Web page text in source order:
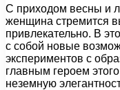
С приходом весны и
женщина стремится
привлекательно. В
с собой новые
экспериментов с
главным героем
неземную